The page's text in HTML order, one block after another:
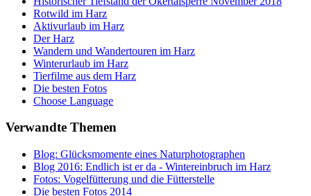
Rotwild im Harz
Aktivurlaub im Harz
Der Harz
Wandern und Wandertouren im Harz
Winterurlaub im Harz
Tierfilme aus dem Harz
Die besten Fotos
Choose Language
Verwandte Themen
Blog: Glücksmomente eines Naturphotographen
Blog 2016: Endlich ist er da - Wintereinbruch im Harz
Fotos: Vogelfütterung und die Fütterstelle
Die besten Fotos 2014